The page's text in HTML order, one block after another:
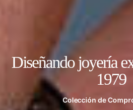
Diseñando joyería
1979
Colección de